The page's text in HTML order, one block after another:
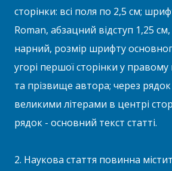
сторінки: всі поля по 2,5 см;
Roman, абзацний відступ 1,25
нарний, розмір шрифту
угорі першої сторінки у правому
та прізвище автора; через
великими літерами в центрі
рядок - основний текст статті.
2. Наукова стаття повинна